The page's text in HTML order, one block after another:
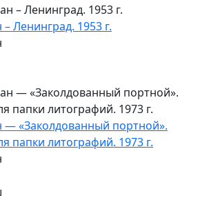
Ленинград. 1953 г.
— «Заколдованный портной».
папки литографий. 1973 г.